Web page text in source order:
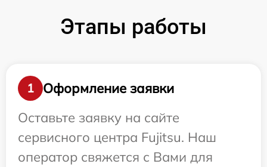
Этапы работы
1
Оформление заявки
Оставьте заявку на сайте
сервисного центра Fujitsu. Наш
оператор свяжется с Вами для